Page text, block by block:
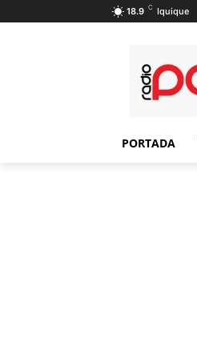
18.9 C Iquique
PORTADA